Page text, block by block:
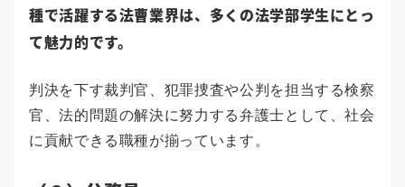
種で活躍する法曹業界は、多くの法学部学生にとっ
て魅力的です。
判決を下す裁判官、犯罪捜査や公判を担当する検察
官、法的問題の解決に努力する弁護士として、社会
に貢献できる職種が揃っています。